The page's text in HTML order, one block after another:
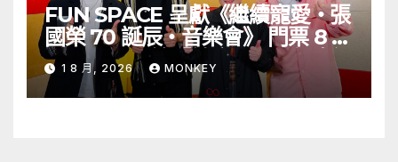
FUN SPACE 呈獻《繼續寵愛・張
國榮 70 誕辰・音樂會》 門票 8 月
1 日至 10 日於「健康．旦」優先訂
購
1 8 月, 2026 MONKEY